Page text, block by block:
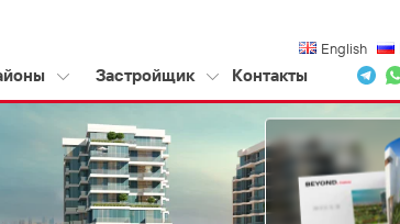
English
Застройщик Контакты